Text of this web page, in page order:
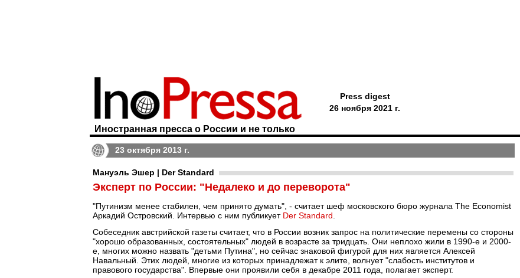
Иностранная пресса о России и не только
Press digest
26 ноября 2021 г.
23 октября 2013 г.
Мануэль Эшер | Der Standard
Эксперт по России: "Недалеко и до переворота"
"Путинизм менее стабилен, чем принято думать", - считает шеф московского бюро журнала The Economist
Аркадий Островский. Интервью с ним публикует Der Standard
Собеседник австрийской газеты считает, что в России возник запрос на политические перемены со стороны
"хорошо образованных, состоятельных" людей в возрасте за тридцать. Они неплохо жили в 1990-е и 2000-
е, многих можно назвать "детьми Путина", но сейчас знаковой фигурой для них является Алексей
Навальный. Этих людей, многие из которых принадлежат к элите, волнует "слабость институтов и
правового государства". Впервые они проявили себя в декабре 2011 года, полагает эксперт.